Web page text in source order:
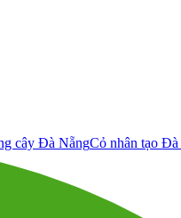
cây Đà NẵngCỏ nhân tạo